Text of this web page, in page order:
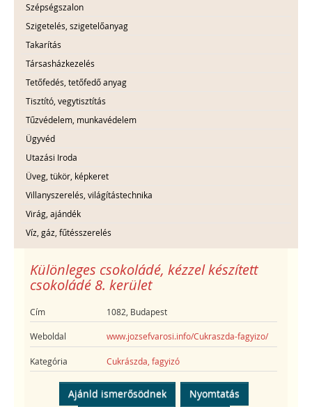
Szépségszalon
Szigetelés, szigetelőanyag
Takarítás
Társasházkezelés
Tetőfedés, tetőfedő anyag
Tisztító, vegytisztítás
Tűzvédelem, munkavédelem
Ügyvéd
Utazási Iroda
Üveg, tükör, képkeret
Villanyszerelés, világítástechnika
Virág, ajándék
Víz, gáz, fűtésszerelés
Különleges csokoládé, kézzel készített
csokoládé 8. kerület
Cím 1082, Budapest
Weboldal www.jozsefvarosi.info/Cukraszda-fagyizo/
Kategória Cukrászda, fagyizó
Ajánld ismerősödnek
Nyomtatás